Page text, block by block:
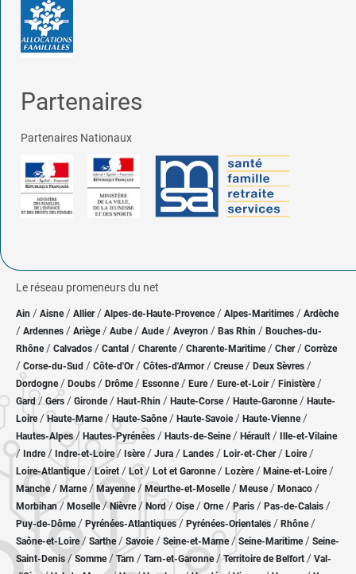
Partenaires
Partenaires Nationaux
Le réseau promeneurs du net
Ain / Aisne/ Allier/ Alpes-de-Haute-Provence / Alpes-Maritimes / Ardèche
/ Ardennes / Ariège/ Aube/ Aude / Aveyron / Bas Rhin / Bouches-du-
Rhône/ Calvados / Cantal / Charente / Charente-Maritime/ Cher / Corrèze
/ Corse-du-Sud / Côte-d'Or / Côtes-d'Armor/ Creuse/ Deux Sèvres /
Dordogne/ Doubs / Drôme/ Essonne / Eure/ Eure-et-Loir / Finistère/
Gard/Gers / Gironde/ Haut-Rhin / Haute-Corse/ Haute-Garonne/ Haute-
Loire/Haute-Marne/ Haute-Saône/ Haute-Savoie/ Haute-Vienne/
Hautes-Alpes/ Hautes-Pyrénées / Hauts-de-Seine/ Hérault / Ille-et-Vilaine
/ Indre/ Indre-et-Loire/ Isère/ Jura / Landes / Loir-et-Cher/ Loire/
Loire-Atlantique/ Loiret / Lot/ Lot et Garonne/ Lozère / Maine-et-Loire/
Manche/ Marne/ Mayenne/ Meurthe-et-Moselle/ Meuse/ Monaco /
Morbihan/ Moselle/ Nièvre / Nord/ Oise / Orne/Paris / Pas-de-Calais /
Puy-de-Dôme/ Pyrénées-Atlantiques / Pyrénées-Orientales / Rhône/
Saône-et-Loire/ Sarthe/ Savoie/ Seine-et-Marne/ Seine-Maritime/ Seine-
Saint-Denis /Somme/ Tarn / Tarn-et-Garonne/Territoire de Belfort / Val-